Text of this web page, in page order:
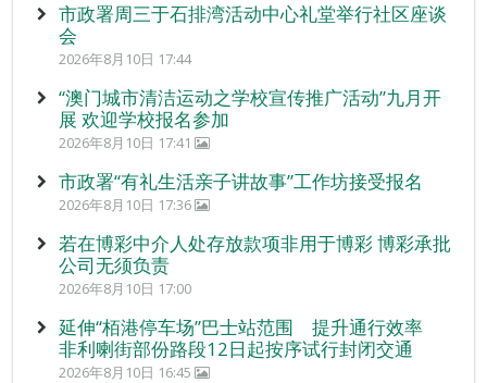
市政署周三于石排湾活动中心礼堂举行社区座谈
会
2026年8月10日 17:44
“澳门城市清洁运动之学校宣传推广活动”九月开
展 欢迎学校报名参加
2026年8月10日 17:41
市政署“有礼生活亲子讲故事”工作坊接受报名
2026年8月10日 17:36
若在博彩中介人处存放款项非用于博彩 博彩承批
公司无须负责
2026年8月10日 17:00
延伸“栢港停车场”巴士站范围 提升通行效率
非利喇街部份路段12日起按序试行封闭交通
2026年8月10日 16:45